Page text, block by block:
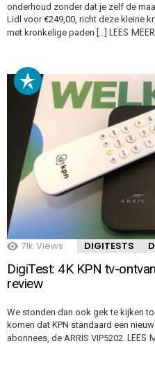
onderhoud zonder dat je zelf de
Lidl voor €249,00, richt deze kleine
met kronkelige paden […] LEES
71k Views DIGITESTS
DigiTest: 4K KPN tv-
review
We stonden dan ook gek te kijken
komen dat KPN standaard een
abonnees, de ARRIS VIP5202. LEES